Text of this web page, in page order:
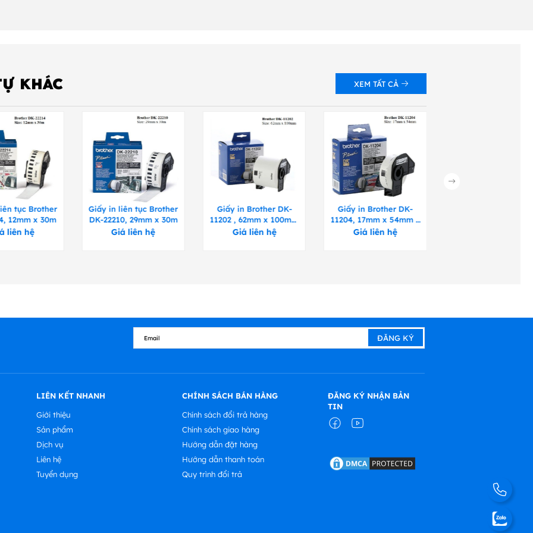
KHÁC XEM TẤT CẢ
tục Brother
12mm x 30m
liên hệ
Giấy in liên tục Brother
DK-22210, 29mm x 30m
Giá liên hệ
Giấy in Brother DK-
11202 , 62mm x 100mm
x 300 nhãn
Giá liên hệ
Giấy in Brother DK-
11204, 17mm x 54mm x
400 nhãn
Giá liên hệ
LIÊN KẾT NHANH
Giới thiệu
Sản phẩm
Dịch vụ
Liên hệ
Tuyển dụng
CHÍNH SÁCH BÁN HÀNG
Chính sách đổi trả hàng
Chính sách giao hàng
Hướng dẫn đặt hàng
Hướng dẫn thanh toán
Quy trình đổi trả
ĐĂNG KÝ NHẬN BẢN
TIN